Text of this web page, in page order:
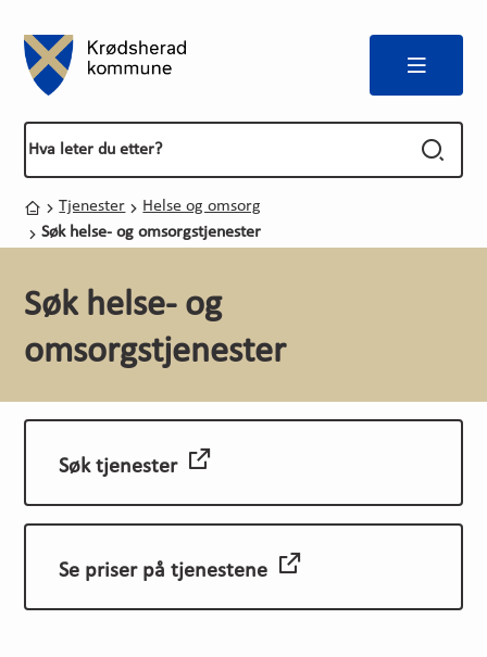
Meny
Du er her:
Hjem
Tjenester
Helse og omsorg
Søk helse- og omsorgstjenester
Søk helse- og
omsorgstjenester
Søk tjenester
Se priser på tjenestene